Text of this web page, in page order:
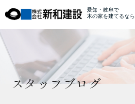
愛知・岐阜で
木の家を建てるなら
スタッフブログ